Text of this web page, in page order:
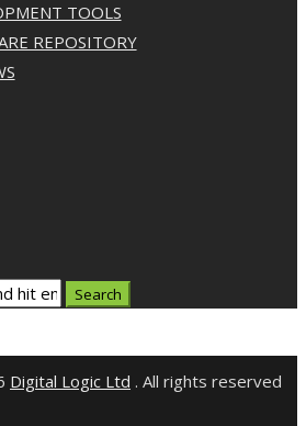
TOOLS
REPOSITORY
Digital Logic Ltd . All rights reserved